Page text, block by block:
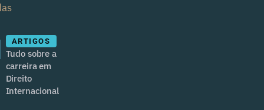
ARTIGOS
Tudo sobre a
carreira em
Direito
Internacional